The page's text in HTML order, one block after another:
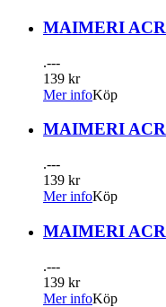
MAIMERI
.---
139 kr
Mer infoKöp
MAIMERI
.---
139 kr
Mer infoKöp
MAIMERI
.---
139 kr
Mer infoKöp